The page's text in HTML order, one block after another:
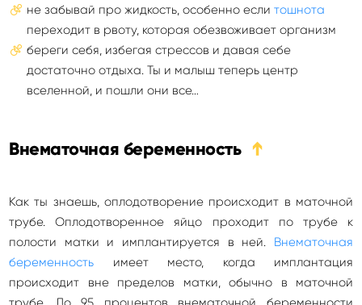
не забывай про жидкость, особенно если тошнота
переходит в рвоту, которая обезвоживает организм
береги себя, избегая стрессов и давая себе
достаточно отдыха. Ты и малыш теперь центр
вселенной, и пошли они все…
Внематочная беременность ➔
Как ты знаешь, оплодотворение происходит в маточной
трубе. Оплодотворенное яйцо проходит по трубе к
полости матки и имплантируется в ней. Внематочная
беременность имеет место, когда имплантация
происходит вне пределов матки, обычно в маточной